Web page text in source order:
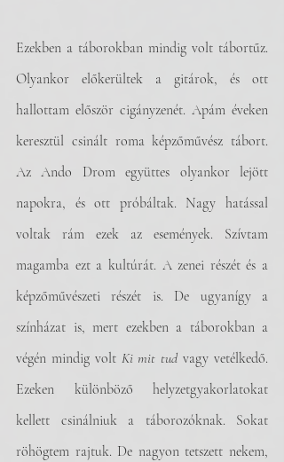
Ezekben a táborokban mindig volt tábortűz.
Olyankor előkerültek a gitárok, és ott
hallottam először cigányzenét. Apám éveken
keresztül csinált roma képzőművész tábort.
Az Ando Drom együttes olyankor lejött
napokra, és ott próbáltak. Nagy hatással
voltak rám ezek az események. Szívtam
magamba ezt a kultúrát. A zenei részét és a
képzőművészeti részét is. De ugyanígy a
színházat is, mert ezekben a táborokban a
végén mindig volt Ki mit tud vagy vetélkedő.
Ezeken különböző helyzetgyakorlatokat
kellett csinálniuk a táborozóknak. Sokat
röhögtem rajtuk. De nagyon tetszett nekem,